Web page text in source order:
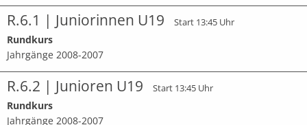
R.6.1 | Juniorinnen U19 Start 13:45 Uhr
Rundkurs
Jahrgänge 2008-2007
R.6.2 | Junioren U19 Start 13:45 Uhr
Rundkurs
Jahrgänge 2008-2007